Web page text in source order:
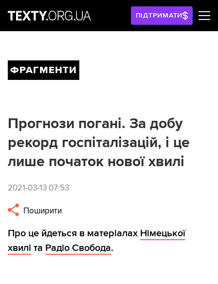
ПІДТРИМАТИ
ФРАГМЕНТИ
Прогнози погані. За добу
рекорд госпіталізацій, і це
лише початок нової хвилі
2021-03-13 07:53
Поширити
Про це йдеться в матеріалах Німецької
хвилі та Радіо Свобода.